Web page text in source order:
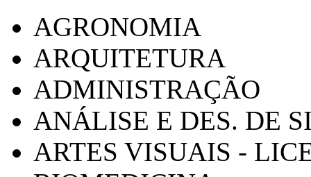
AGRONOMIA
ARQUITETURA
ADMINISTRAÇÃO
ANÁLISE E DES. DE
ARTES VISUAIS -